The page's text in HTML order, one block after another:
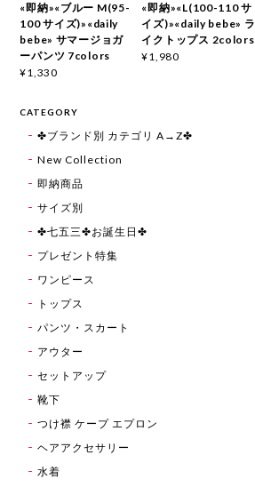
«即納»«ブルー M(95-
100 サイズ)»«daily
bebe» サマージョガ
ーパンツ 7colors
¥1,330
«即納»«L(100-110 サ
イズ)»«daily bebe» ラ
イクトップス 2colors
¥1,980
CATEGORY
✤ブランド別 カテゴリ A→Z✤
New Collection
即納商品
サイズ別
✤七五三✤お誕生日✤
プレゼント特集
ワンピース
トップス
パンツ・スカート
アウター
セットアップ
靴下
つけ襟 ケープ エプロン
ヘアアクセサリー
水着